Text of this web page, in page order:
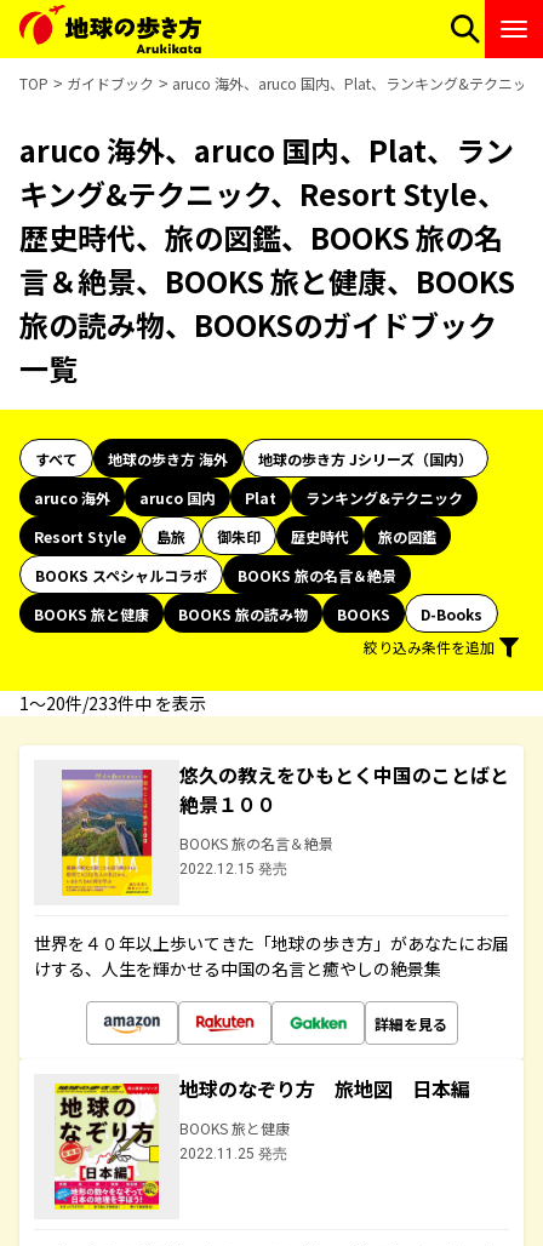
TOP ガイドブック aruco 海外、aruco 国内、Plat、ランキング&テクニッ
aruco 海外、aruco 国内、Plat、ラン
キング&テクニック、Resort Style、
歴史時代、旅の図鑑、BOOKS 旅の名
言＆絶景、BOOKS 旅と健康、BOOKS
旅の読み物、BOOKSのガイドブック
一覧
すべて 地球の歩き方 海外
地球の歩き方 Jシリーズ（国内）
aruco 海外
aruco 国内 Plat
ランキング&テクニック
Resort Style
島旅 御朱印 歴史時代
旅の図鑑
BOOKS スペシャルコラボ
BOOKS 旅の名言＆絶景
BOOKS 旅と健康
BOOKS 旅の読み物 BOOKS
D-Books
絞り込み条件を追加
1〜20件/233件中 を表示
悠久の教えをひもとく中国のことばと
絶景１００
BOOKS 旅の名言＆絶景
2022.12.15 発売
世界を４０年以上歩いてきた「地球の歩き方」があなたにお届
けする、人生を輝かせる中国の名言と癒やしの絶景集
詳細を見る
地球のなぞり方 旅地図 日本編
BOOKS 旅と健康
2022.11.25 発売